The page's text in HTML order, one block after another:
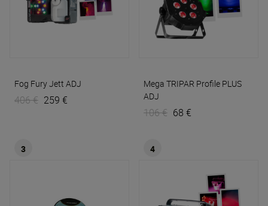
Fog Fury Jett ADJ
406 € 259 €
Mega TRIPAR Profile PLUS
ADJ
106 € 68 €
3 4